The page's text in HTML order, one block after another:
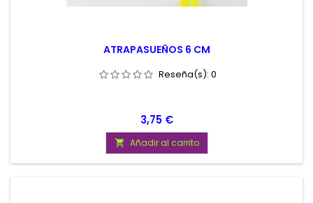
ATRAPASUEÑOS 6 CM
Reseña(s): 0
Precio
3,75 €
 Añadir al carrito